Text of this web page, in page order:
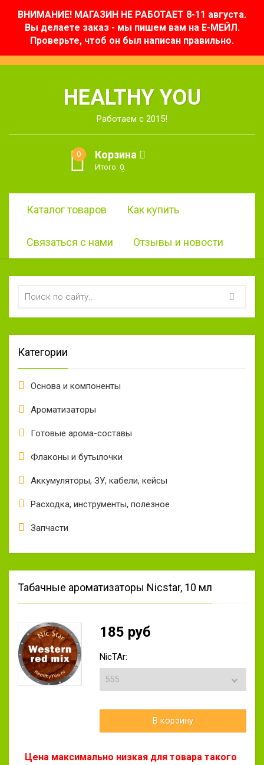
ВНИМАНИЕ! МАГАЗИН НЕ РАБОТАЕТ 8-11 августа.
Вы делаете заказ - мы пишем вам на Е-МЕЙЛ.
Проверьте, чтоб он был написан правильно.
HEALTHY YOU
Работаем с 2015!
0 Корзина
Итого: 0.
Каталог товаров Как купить
Связаться с нами Отзывы и новости
Категории
Основа и компоненты
Ароматизаторы
Готовые арома-составы
Флаконы и бутылочки
Аккумуляторы, ЗУ, кабели, кейсы
Расходка, инструменты, полезное
Запчасти
Табачные ароматизаторы Nicstar, 10 мл
185 руб
NicTAr:
Цена максимально низкая для товара такого